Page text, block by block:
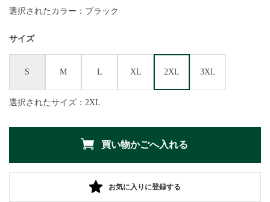
選択されたカラー：ブラック
サイズ
S M L XL 2XL 3XL
選択されたサイズ：2XL
お気に入りに登録する